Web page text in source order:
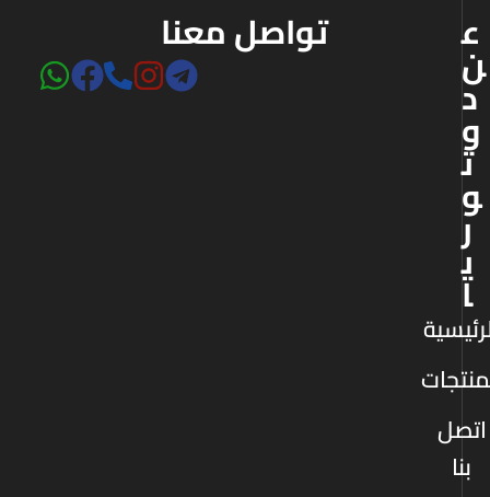
تواصل معنا ع
ن
د
و
ت
و
ر
ي
ا
اتصل
بنا